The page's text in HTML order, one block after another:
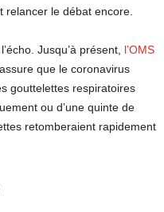
relancer le débat encore.
Jusqu’à présent, l’OMS
assure que le coronavirus
gouttelettes respiratoires
ou d’une quinte de
retomberaient rapidement